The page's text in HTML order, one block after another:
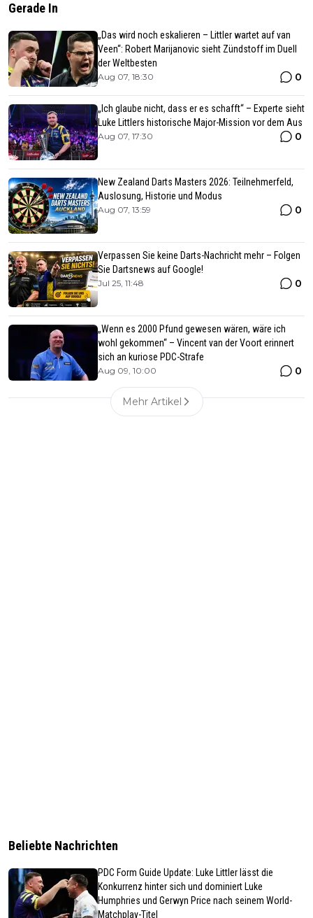
Gerade In
„Das wird noch eskalieren – Littler wartet auf van
Veen“: Robert Marijanovic sieht Zündstoff im Duell
der Weltbesten
Aug 07, 18:30 0
„Ich glaube nicht, dass er es schafft“ – Experte sieht
Luke Littlers historische Major-Mission vor dem Aus
Aug 07, 17:30 0
New Zealand Darts Masters 2026: Teilnehmerfeld,
Auslosung, Historie und Modus
Aug 07, 13:59 0
Verpassen Sie keine Darts-Nachricht mehr – Folgen
Sie Dartsnews auf Google!
Jul 25, 11:48 0
„Wenn es 2000 Pfund gewesen wären, wäre ich
wohl gekommen“ – Vincent van der Voort erinnert
sich an kuriose PDC-Strafe
Aug 09, 10:00 0
Mehr Artikel
Beliebte Nachrichten
PDC Form Guide Update: Luke Littler lässt die
Konkurrenz hinter sich und dominiert Luke
Humphries und Gerwyn Price nach seinem World-
Matchplay-Titel